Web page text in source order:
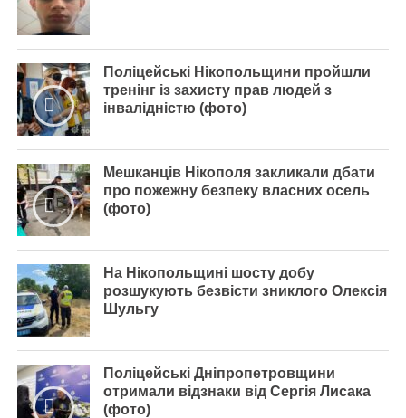
Поліцейські Нікопольщини пройшли
тренінг із захисту прав людей з
інвалідністю (фото)
Мешканців Нікополя закликали дбати
про пожежну безпеку власних осель
(фото)
На Нікопольщині шосту добу
розшукують безвісти зниклого Олексія
Шульгу
Поліцейські Дніпропетровщини
отримали відзнаки від Сергія Лисака
(фото)